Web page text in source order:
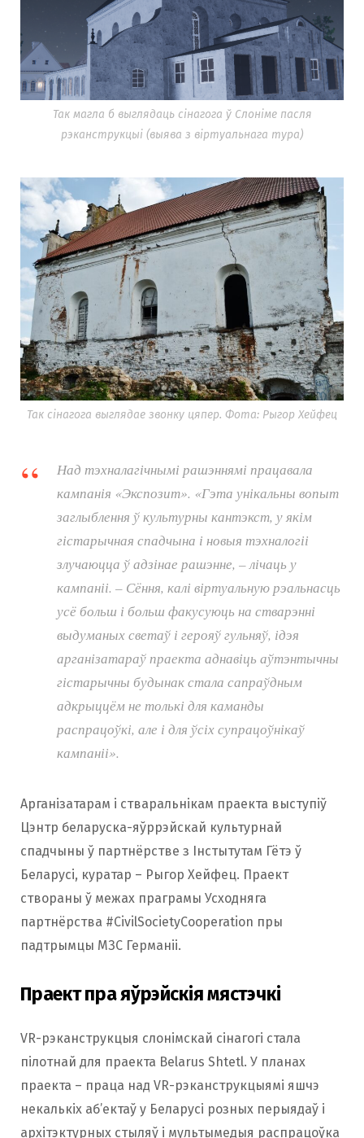
Так магла б выглядаць сінагога ў Слоніме пасля
рэканструкцыі (выява з віртуальнага тура)
Так сінагога выглядае звонку цяпер. Фота: Рыгор Хейфец
Над тэхналагічнымі рашэннямі працавала
кампанія «Экспозит». «Гэта унікальны вопыт
заглыблення ў культурны кантэкст, у якім
гістарычная спадчына і новыя тэхналогіі
злучаюцца ў адзінае рашэнне, – лічаць у
кампаніі. – Сёння, калі віртуальную рэальнасць
усё больш і больш факусуюць на стварэнні
выдуманых светаў і герояў гульняў, ідэя
арганізатараў праекта аднавіць аўтэнтычны
гістарычны будынак стала сапраўдным
адкрыццём не толькі для каманды
распрацоўкі, але і для ўсіх супрацоўнікаў
кампаніі».
Арганізатарам і стваральнікам праекта выступіў
Цэнтр беларуска-яўррэйскай культурнай
спадчыны ў партнёрстве з Інстытутам Гётэ ў
Беларусі, куратар – Рыгор Хейфец. Праект
створаны ў межах праграмы Усходняга
партнёрства #CivilSocietyCooperation пры
падтрымцы МЗС Германіі.
Праект пра яўрэйскія мястэчкі
VR-рэканструкцыя слонімскай сінагогі стала
пілотнай для праекта Belarus Shtetl. У планах
праекта – праца над VR-рэканструкцыямі яшчэ
некалькіх аб’ектаў у Беларусі розных перыядаў і
архітэктурных стыляў і мультымедыя распрацоўка